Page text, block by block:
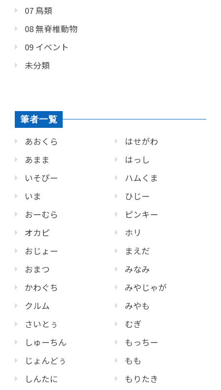
07 鳥類
08 無脊椎動物
09 イベント
未分類
筆者一覧
あおくら
あまま
いそぴー
いま
おーむら
オカピ
おじょー
おまつ
かわぐち
クルム
さいとぅ
しゅーちん
じょんどぅ
しんたに
はせがわ
はっし
ハムくま
ひじー
ピンキー
ホリ
まえだ
みなみ
みやじゃが
みやも
むぎ
もっちー
もも
もりたき